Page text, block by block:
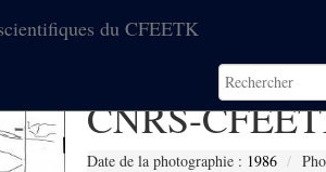
du CFEETK
CNRS-
Date de la photographie : 1986